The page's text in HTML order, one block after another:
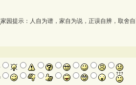
家园提示：人自为谱，家自为说，正误自辨，取舍